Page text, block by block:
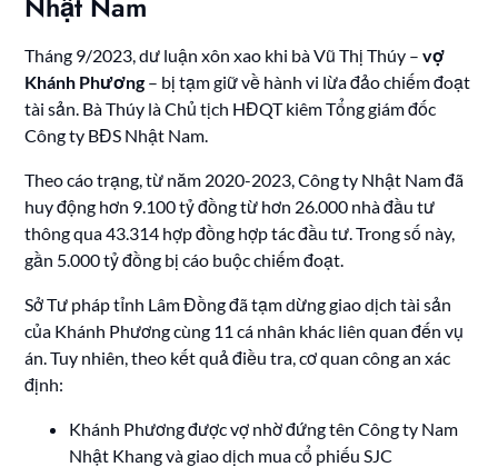
Tháng 9/2023, dư luận xôn xao khi bà Vũ Thị Thúy –vợ
Khánh Phương – bị tạm giữ về hành vi lừa đảo chiếm đoạt
tài sản. Bà Thúy là Chủ tịch HĐQT kiêm Tổng giám đốc
Công ty BĐS Nhật Nam.
Theo cáo trạng, từ năm 2020-2023, Công ty Nhật Nam đã
huy động hơn 9.100 tỷ đồng từ hơn 26.000 nhà đầu tư
thông qua 43.314 hợp đồng hợp tác đầu tư. Trong số này,
gần 5.000 tỷ đồng bị cáo buộc chiếm đoạt.
Sở Tư pháp tỉnh Lâm Đồng đã tạm dừng giao dịch tài sản
của Khánh Phương cùng 11 cá nhân khác liên quan đến vụ
án. Tuy nhiên, theo kết quả điều tra, cơ quan công an xác
định:
Khánh Phương được vợ nhờ đứng tên Công ty Nam
Nhật Khang và giao dịch mua cổ phiếu SJC